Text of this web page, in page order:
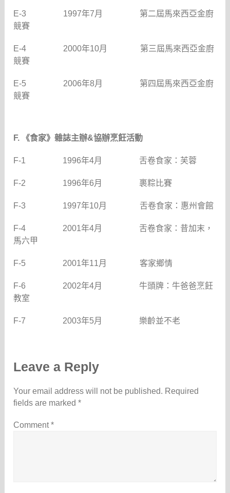
E-3 1997年7月
第二屆馬來西亞金廚
競賽
E-4 2000年10月
第三屆馬來西亞金廚
競賽
E-5 2006年8月
第四屆馬來西亞金廚
競賽
F. 《食家》雜誌主辦&協辦烹飪活動
F-1 1996年4月 舌卷食家：芙蓉
F-2 1996年6月 裹粽比賽
F-3 1997年10月 舌卷食家：惠州會館
F-4 2001年4月
舌卷食家：昔加末，
馬六甲
F-5 2001年11月 客家鄉情
F-6 2002年4月
牛頭牌：牛爸爸烹飪
教室
F-7 2003年5月 樂齡並不老
Leave a Reply
Your email address will not be published. Required
fields are marked*
Comment*